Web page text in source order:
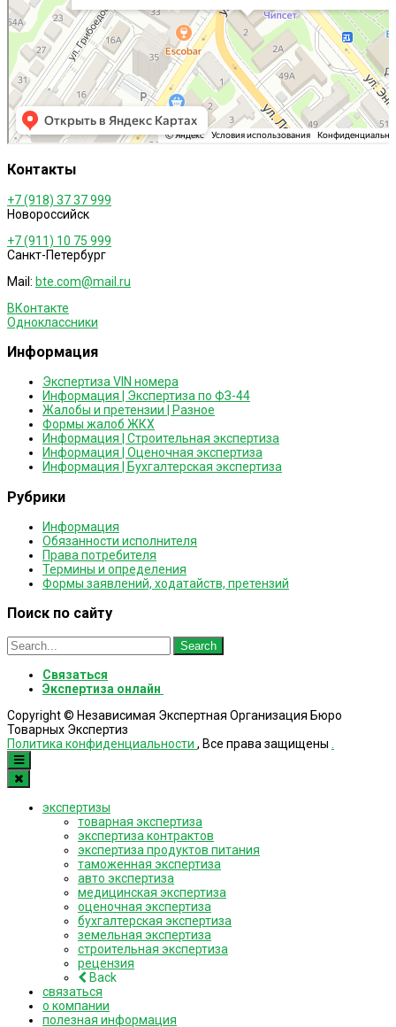
Контакты
+7 (918) 37 37 999
Новороссийск
+7 (911) 10 75 999
Санкт-Петербург
Mail: bte.com@mail.ru
ВКонтакте
Одноклассники
Информация
Экспертиза VIN номера
Информация | Экспертиза по ФЗ-44
Жалобы и претензии | Разное
Формы жалоб ЖКХ
Информация | Строительная экспертиза
Информация | Оценочная экспертиза
Информация | Бухгалтерская экспертиза
Рубрики
Информация
Обязанности исполнителя
Права потребителя
Термины и определения
Формы заявлений, ходатайств, претензий
Поиск по сайту
Search
for:
Связаться
Экспертиза онлайн
Copyright © Независимая Экспертная Организация Бюро
Товарных Экспертиз
Политика конфиденциальности , Все права защищены
экспертизы
товарная экспертиза
экспертиза контрактов
экспертиза продуктов питания
таможенная экспертиза
авто экспертиза
медицинская экспертиза
оценочная экспертиза
бухгалтерская экспертиза
земельная экспертиза
строительная экспертиза
рецензия
Back
связаться
о компании
полезная информация